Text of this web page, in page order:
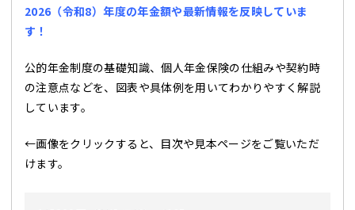
2026（令和8）年度の年金額や最新情報を反映していま
す！
公的年金制度の基礎知識、個人年金保険の仕組みや契約時
の注意点などを、図表や具体例を用いてわかりやすく解説
しています。
←画像をクリックすると、目次や見本ページをご覧いただ
けます。